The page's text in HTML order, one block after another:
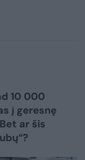
10 000
į geresnę
ar šis